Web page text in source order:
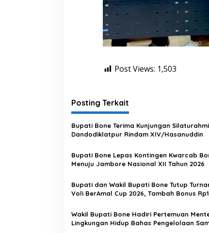
Post Views: 1,503
Posting Terkait
Bupati Bone Terima Kunjungan Silaturahmi
Dandodiklatpur Rindam XIV/Hasanuddin
Bupati Bone Lepas Kontingen Kwarcab
Menuju Jambore Nasional XII Tahun 2026
Bupati dan Wakil Bupati Bone Tutup
Voli BerAmal Cup 2026, Tambah Bonus
Wakil Bupati Bone Hadiri Pertemuan
Lingkungan Hidup Bahas Pengelolaan